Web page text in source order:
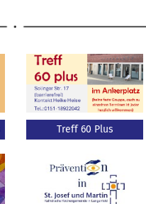
Treff 60 Plus